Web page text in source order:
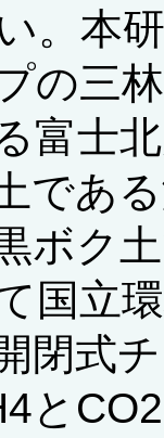
。本
の三
富士
であ
ボク
国立
閉式
と